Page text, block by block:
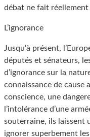
débat ne fait réellement
L’ignorance
Jusqu‘à présent,
députés et sénateurs,
d’ignorance sur la
connaissance de cause
conscience, une
l’intolérance d’une
souterraine, ils laissent
ignorer superbement